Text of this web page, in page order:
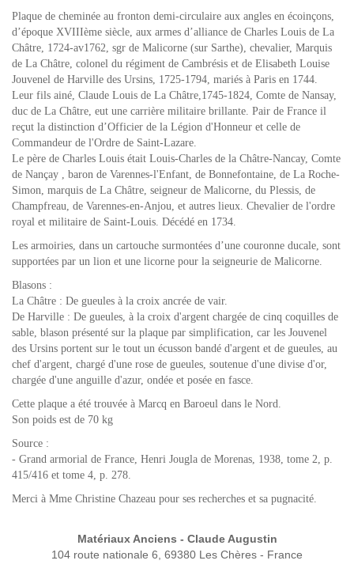
Plaque de cheminée au fronton demi-circulaire aux angles en écoinçons,
d’époque XVIIIème siècle, aux armes d’alliance de Charles Louis de La
Châtre, 1724-av1762, sgr de Malicorne (sur Sarthe), chevalier, Marquis
de La Châtre, colonel du régiment de Cambrésis et de Elisabeth Louise
Jouvenel de Harville des Ursins, 1725-1794, mariés à Paris en 1744.
Leur fils ainé, Claude Louis de La Châtre,1745-1824, Comte de Nansay,
duc de La Châtre, eut une carrière militaire brillante. Pair de France il
reçut la distinction d’Officier de la Légion d'Honneur et celle de
Commandeur de l'Ordre de Saint-Lazare.
Le père de Charles Louis était Louis-Charles de la Châtre-Nancay, Comte
de Nançay , baron de Varennes-l'Enfant, de Bonnefontaine, de La Roche-
Simon, marquis de La Châtre, seigneur de Malicorne, du Plessis, de
Champfreau, de Varennes-en-Anjou, et autres lieux. Chevalier de l'ordre
royal et militaire de Saint-Louis. Décédé en 1734.
Les armoiries, dans un cartouche surmontées d’une couronne ducale, sont
supportées par un lion et une licorne pour la seigneurie de Malicorne.
Blasons :
La Châtre : De gueules à la croix ancrée de vair.
De Harville : De gueules, à la croix d'argent chargée de cinq coquilles de
sable, blason présenté sur la plaque par simplification, car les Jouvenel
des Ursins portent sur le tout un écusson bandé d'argent et de gueules, au
chef d'argent, chargé d'une rose de gueules, soutenue d'une divise d'or,
chargée d'une anguille d'azur, ondée et posée en fasce.
Cette plaque a été trouvée à Marcq en Baroeul dans le Nord.
Son poids est de 70 kg
Source :
- Grand armorial de France, Henri Jougla de Morenas, 1938, tome 2, p.
415/416 et tome 4, p. 278.
Merci à Mme Christine Chazeau pour ses recherches et sa pugnacité.
Matériaux Anciens - Claude Augustin
104 route nationale 6, 69380 Les Chères - France